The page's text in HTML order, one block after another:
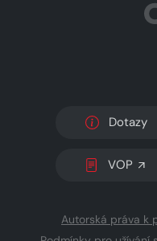
Dotazy
VOP
Autorská práva k